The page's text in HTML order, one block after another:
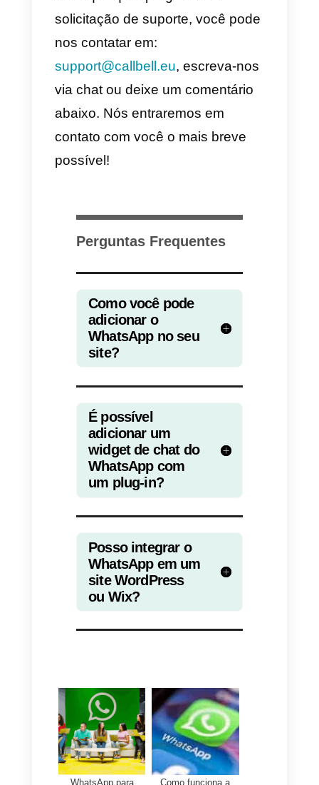
Além disto,
não é sequer
possível ter uma pré-
visualizaçãodo widget no site
GetButton, tornando incerta a
O WhatsApp se tornou
uma ferramenta
fundamental para se
comunicar com seus
clientes
Ilustramos aqui três maneiras
pelas quais você pode começar
usar o WhatsApp para se
comunicar com seus clientes
diretamente de seu website.
Em comparação com os canais
de entrarem contato através
deste canal nos permite oferecer
uma experiência única aos